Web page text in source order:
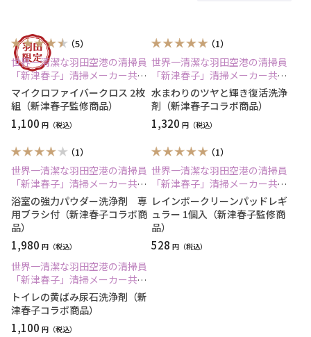
（5）
世界一清潔な羽田空港の清掃員
「新津春子」清掃メーカー共同
開発商品
マイクロファイバークロス 2枚
組（新津春子監修商品）
1,100 円
（1）
世界一清潔な羽田空港の清掃員
「新津春子」清掃メーカー共同
開発商品
水まわりのツヤと輝き復活洗浄
剤（新津春子コラボ商品）
1,320 円
（1）
世界一清潔な羽田空港の清掃員
「新津春子」清掃メーカー共同
開発商品
浴室の強力パウダー洗浄剤 専
用ブラシ付（新津春子コラボ商
品）
1,980 円
（1）
世界一清潔な羽田空港の清掃員
「新津春子」清掃メーカー共同
開発商品
レインボークリーンパッドレギ
ュラー 1個入（新津春子監修商
品）
528 円
世界一清潔な羽田空港の清掃員
「新津春子」清掃メーカー共同
開発商品
トイレの黄ばみ尿石洗浄剤（新
津春子コラボ商品）
1,100 円